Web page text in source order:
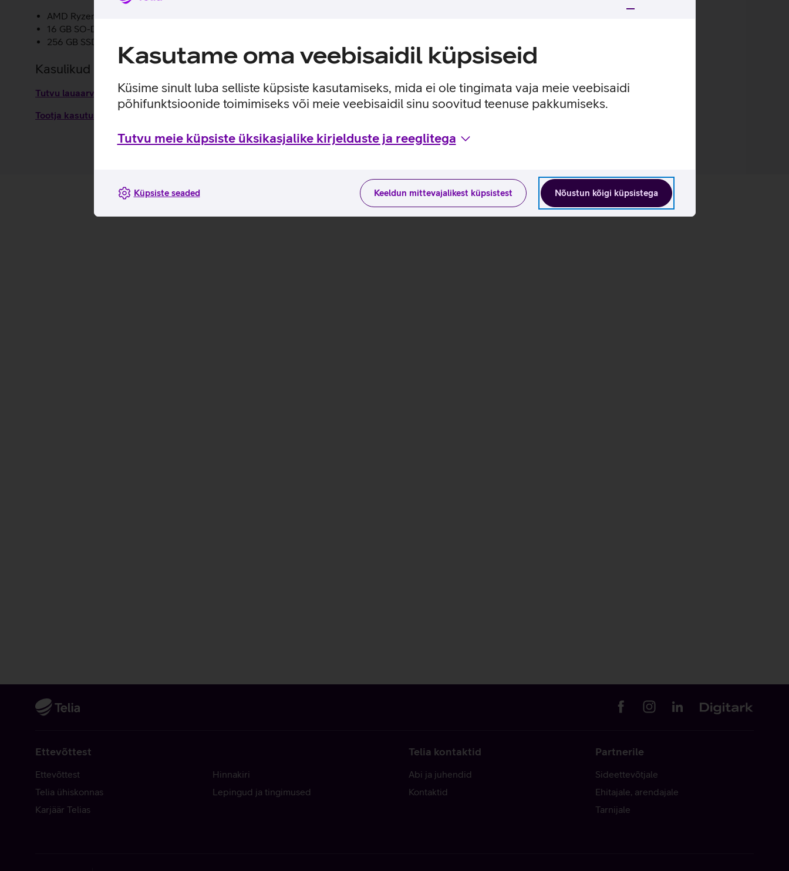
Kasutame oma veebisaidil küpsiseid
Küsime sinult luba selliste küpsiste kasutamiseks, mida ei ole tingimata vaja meie veebisaidi
põhifunktsioonide toimimiseks või meie veebisaidil sinu soovitud teenuse pakkumiseks.
Tutvu meie küpsiste üksikasjalike kirjelduste ja reeglitega
Nõustun kõigi küpsistega
Keeldun mittevajalikest küpsistest
Küpsiste seaded
AMD Ryzen 5 5600GE protsessor.
16 GB SO-DIMM DDR4 3200 MHz põhimälu.
256 GB SSD ketas.
Kasulikud lingid
Tutvu lauaarvuti Lenovo ThinkCentre M75q G2 Tiny omaduste ja kasutusviisidega tootja kodulehel
Tootja kasutusjuhend lauaarvutile Lenovo ThinkCentre M75q G2 Tiny_EST
Ettevõttest
Ettevõttest
Telia ühiskonnas
Karjäär Telias
Hinnakiri
Lepingud ja tingimused
Telia kontaktid
Abi ja juhendid
Kontaktid
Partnerile
Sideettevõtjale
Ehitajale, arendajale
Tarnijale